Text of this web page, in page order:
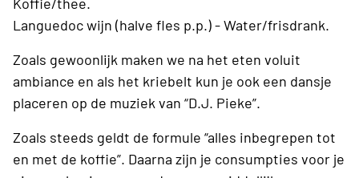
Languedoc wijn (halve fles p.p.) - Water/frisdrank.
Zoals gewoonlijk maken we na het eten voluit
ambiance en als het kriebelt kun je ook een dansje
placeren op de muziek van “D.J. Pieke”.
Zoals steeds geldt de formule “alles inbegrepen tot
en met de koffie”. Daarna zijn je consumpties voor je